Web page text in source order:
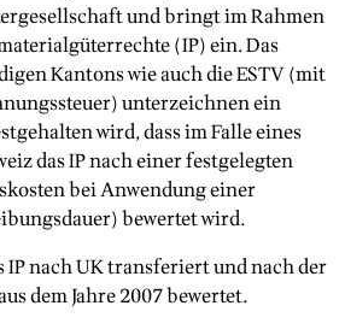
und bringt im Rahmen
(IP) ein. Das
Kantons wie auch die ESTV (mit
unterzeichnen ein
wird, dass im Falle eines
das IP nach einer festgelegten
bei Anwendung einer
bewertet wird.
IP nach UK transferiert und nach der
dem Jahre 2007 bewertet.